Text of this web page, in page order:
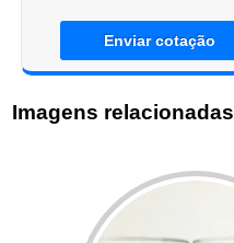
Enviar cotação
Imagens relacionadas